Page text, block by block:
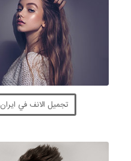
تجميل الانف في ايران